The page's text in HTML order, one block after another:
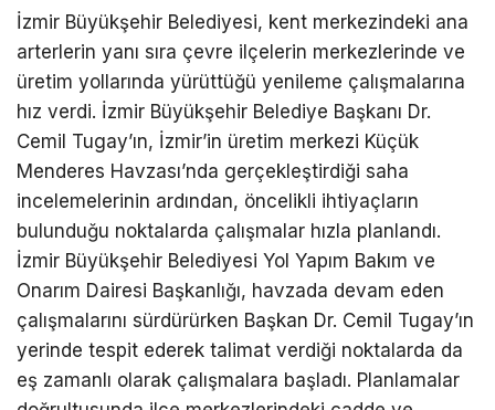
İzmir Büyükşehir Belediyesi, kent merkezindeki ana
arterlerin yanı sıra çevre ilçelerin merkezlerinde ve
üretim yollarında yürüttüğü yenileme çalışmalarına
hız verdi. İzmir Büyükşehir Belediye Başkanı Dr.
Cemil Tugay’ın, İzmir’in üretim merkezi Küçük
Menderes Havzası’nda gerçekleştirdiği saha
incelemelerinin ardından, öncelikli ihtiyaçların
bulunduğu noktalarda çalışmalar hızla planlandı.
İzmir Büyükşehir Belediyesi Yol Yapım Bakım ve
Onarım Dairesi Başkanlığı, havzada devam eden
çalışmalarını sürdürürken Başkan Dr. Cemil Tugay’ın
yerinde tespit ederek talimat verdiği noktalarda da
eş zamanlı olarak çalışmalara başladı. Planlamalar